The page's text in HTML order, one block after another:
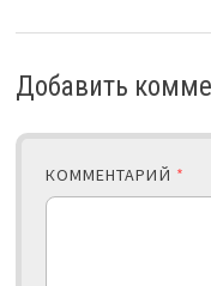
Добавить
КОММЕНТАРИЙ *